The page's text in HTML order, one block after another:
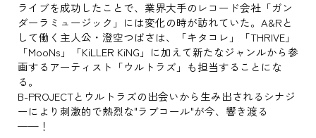
ライブを成功したことで、業界大手のレコード会社「ガン
ダーラミュージック」には変化の時が訪れていた。A&Rと
して働く主人公・澄空つばさは、「キタコレ」「THRIVE」
「MooNs」「KiLLER KiNG」に加えて新たなジャンルから参
画するアーティスト「ウルトラズ」も担当することにな
る。
B-PROJECTとウルトラズの出会いから生み出されるシナジ
ーにより刺激的で熱烈な"ラブコール"が今、響き渡る
——！